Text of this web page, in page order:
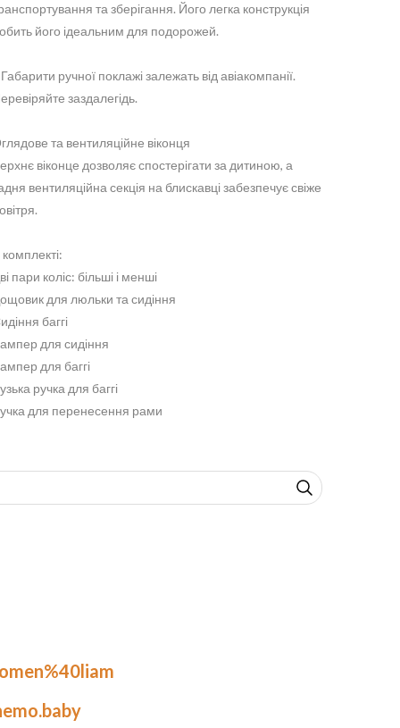
та зберігання. Його легка конструкція
його ідеальним для подорожей.
ручної поклажі залежать від авіакомпанії.
заздалегідь.
та вентиляційне віконця
віконце дозволяє спостерігати за дитиною, а
вентиляційна секція на блискавці забезпечує свіже
пари коліс: більші і менші
для люльки та сидіння
баггі
для сидіння
для баггі
ручка для баггі
для перенесення рами